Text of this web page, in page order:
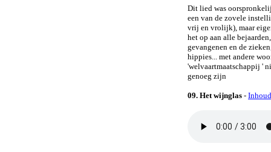
Dit lied was
een van de zovele
vrij en vrolijk), maar
het op aan alle
gevangenen en de
hippies... met andere
'welvaartmaatschappij '
genoeg zijn
09. Het wijnglas - Inhoud